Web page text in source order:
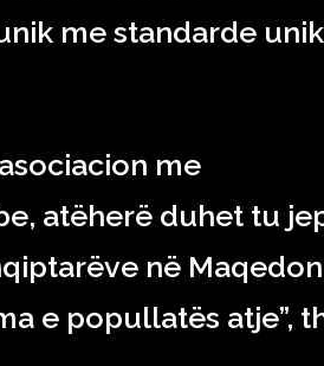
me standarde
me
atëherë duhet tu
në
e popullatës atje”,